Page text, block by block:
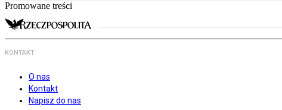
Promowane treści
KONTAKT
O nas
Kontakt
Napisz do nas